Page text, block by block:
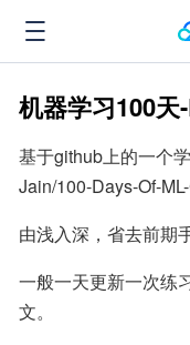
机器学习100
基于github上的一个
Jain/100-Days-Of-
由浅入深，省去前期
一般一天更新一次练
文。